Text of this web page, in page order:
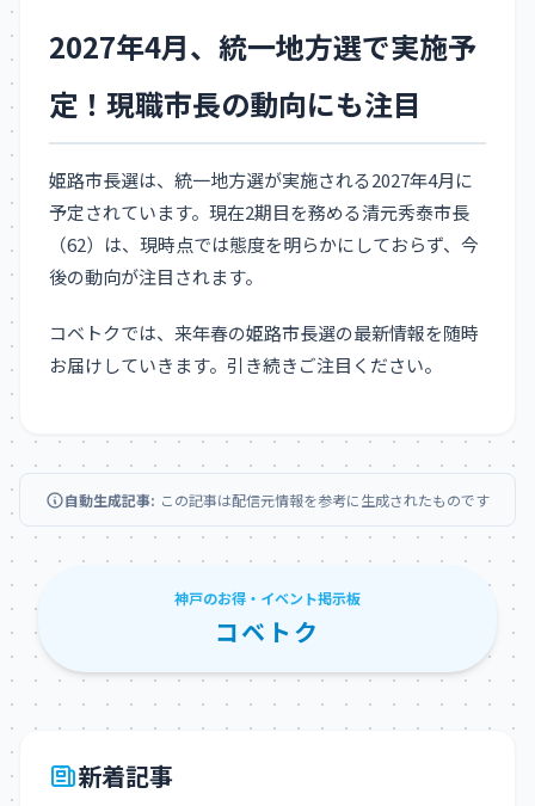
2027年4月、統一地方選で実施予
定！現職市長の動向にも注目
姫路市長選は、統一地方選が実施される2027年4月に
予定されています。現在2期目を務める清元秀泰市長
（62）は、現時点では態度を明らかにしておらず、今
後の動向が注目されます。
コベトクでは、来年春の姫路市長選の最新情報を随時
お届けしていきます。引き続きご注目ください。
自動生成記事: この記事は配信元情報を参考に生成されたものです
神戸のお得・イベント掲示板
コベトク
新着記事